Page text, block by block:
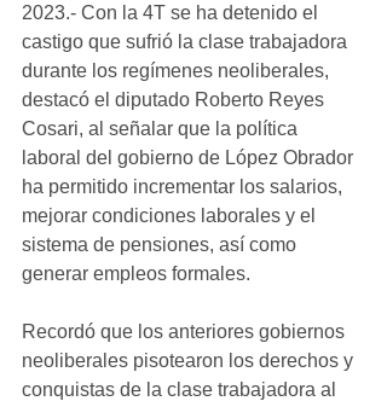
2023.- Con la 4T se ha detenido el
castigo que sufrió la clase trabajadora
durante los regímenes neoliberales,
destacó el diputado Roberto Reyes
Cosari, al señalar que la política
laboral del gobierno de López Obrador
ha permitido incrementar los salarios,
mejorar condiciones laborales y el
sistema de pensiones, así como
generar empleos formales.
Recordó que los anteriores gobiernos
neoliberales pisotearon los derechos y
conquistas de la clase trabajadora al